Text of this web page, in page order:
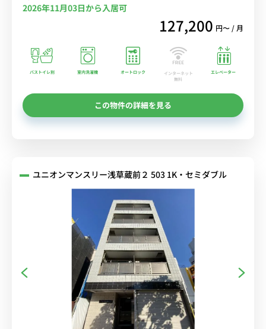
2026年11月03日から入居可
127,200 円〜 / 月
バストイレ別 室内洗濯機 オートロック
インターネット
無料
エレベーター
この物件の詳細を見る
ユニオンマンスリー浅草蔵前２ 503 1K・セミダブル